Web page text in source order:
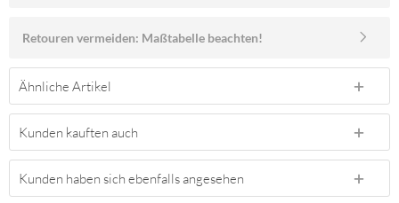
Retouren vermeiden: Maßtabelle beachten!
Ähnliche Artikel
Kunden kauften auch
Kunden haben sich ebenfalls angesehen